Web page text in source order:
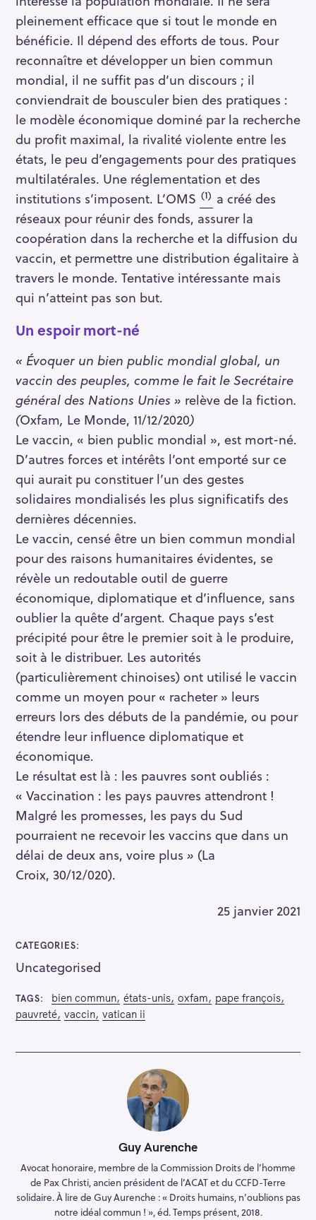
pleinement efficace que si tout le monde en
bénéficie. Il dépend des efforts de tous. Pour
reconnaître et développer un bien commun
mondial, il ne suffit pas d’un discours ; il
conviendrait de bousculer bien des pratiques :
le modèle économique dominé par la recherche
du profit maximal, la rivalité violente entre les
états, le peu d’engagements pour des pratiques
multilatérales. Une réglementation et des
institutions s’imposent. L’OMS (1) a créé des
réseaux pour réunir des fonds, assurer la
coopération dans la recherche et la diffusion du
vaccin, et permettre une distribution égalitaire à
travers le monde. Tentative intéressante mais
qui n’atteint pas son but.
Un espoir mort-né
« Évoquer un bien public mondial global, un
vaccin des peuples, comme le fait le Secrétaire
général des Nations Unies » relève de la fiction.
(Oxfam, Le Monde, 11/12/2020)
Le vaccin, « bien public mondial », est mort-né.
D’autres forces et intérêts l’ont emporté sur ce
qui aurait pu constituer l’un des gestes
solidaires mondialisés les plus significatifs des
dernières décennies.
Le vaccin, censé être un bien commun mondial
pour des raisons humanitaires évidentes, se
révèle un redoutable outil de guerre
économique, diplomatique et d’influence, sans
oublier la quête d’argent. Chaque pays s’est
précipité pour être le premier soit à le produire,
soit à le distribuer. Les autorités
(particulièrement chinoises) ont utilisé le vaccin
comme un moyen pour « racheter » leurs
erreurs lors des débuts de la pandémie, ou pour
étendre leur influence diplomatique et
économique.
Le résultat est là : les pauvres sont oubliés :
« Vaccination : les pays pauvres attendront !
Malgré les promesses, les pays du Sud
pourraient ne recevoir les vaccins que dans un
délai de deux ans, voire plus » (La
Croix, 30/12/020).
25 janvier 2021
CATEGORIES
Uncategorised
TAGS bien commun états-unis oxfam
pape françois
pauvreté vaccin vatican ii
Guy Aurenche
Avocat honoraire, membre de la Commission Droits de l’homme
de Pax Christi, ancien président de l’ACAT et du CCFD-Terre
solidaire. À lire de Guy Aurenche : « Droits humains, n’oublions pas
notre idéal commun ! », éd. Temps présent, 2018.
S
e
a
r
c
h
f
o
r
: